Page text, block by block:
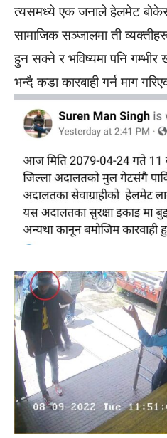
त्यसमध्ये एक जनाले हेलमेट
सामाजिक सञ्जालमा ती
हुन सक्ने र भविष्यमा पनि
भन्दै कडा कारबाही गर्न माग